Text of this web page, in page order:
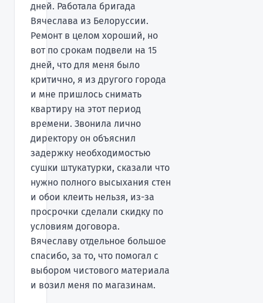
дней. Работала бригада
Вячеслава из Белоруссии.
Ремонт в целом хороший, но
вот по срокам подвели на 15
дней, что для меня было
критично, я из другого города
и мне пришлось снимать
квартиру на этот период
времени. Звонила лично
директору он объяснил
задержку необходимостью
сушки штукатурки, сказали что
нужно полного высыхания стен
и обои клеить нельзя, из-за
просрочки сделали скидку по
условиям договора.
Вячеславу отдельное большое
спасибо, за то, что помогал с
выбором чистового материала
и возил меня по магазинам.